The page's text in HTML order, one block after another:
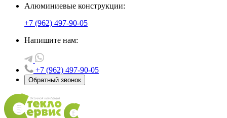
Алюминиевые конструкции:
+7 (962) 497-90-05
Напишите нам:
+7 (962) 497-90-05
Обратный звонок